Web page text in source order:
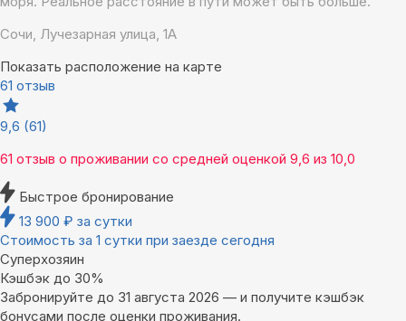
Сочи, Лучезарная улица, 1А
Показать расположение на карте
61 отзыв
9,6 (61)
61 отзыв о проживании со средней оценкой 9,6 из 10,0
Быстрое бронирование
13 900 ₽ за сутки
Стоимость за 1 сутки при заезде сегодня
Суперхозяин
Кэшбэк до 30%
Забронируйте до 31 августа 2026 — и получите кэшбэк
бонусами после оценки проживания.